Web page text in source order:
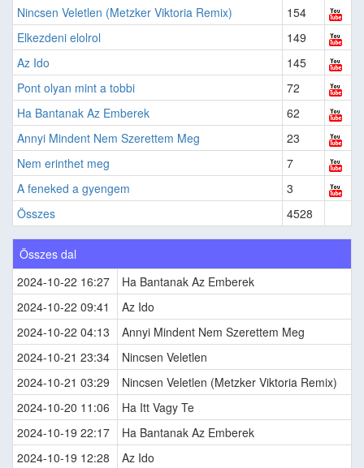
Nincsen Veletlen (Metzker Viktoria Remix)
154
Elkezdeni elolrol
149
Az Ido
145
Pont olyan mint a tobbi
72
Ha Bantanak Az Emberek
62
Annyi Mindent Nem Szerettem Meg
23
Nem erinthet meg
7
A feneked a gyengem
3
Összes
4528
Összes dal
2024-10-22 16:27
Ha Bantanak Az Emberek
2024-10-22 09:41
Az Ido
2024-10-22 04:13
Annyi Mindent Nem Szerettem Meg
2024-10-21 23:34
Nincsen Veletlen
2024-10-21 03:29
Nincsen Veletlen (Metzker Viktoria Remix)
2024-10-20 11:06
Ha Itt Vagy Te
2024-10-19 22:17
Ha Bantanak Az Emberek
2024-10-19 12:28
Az Ido